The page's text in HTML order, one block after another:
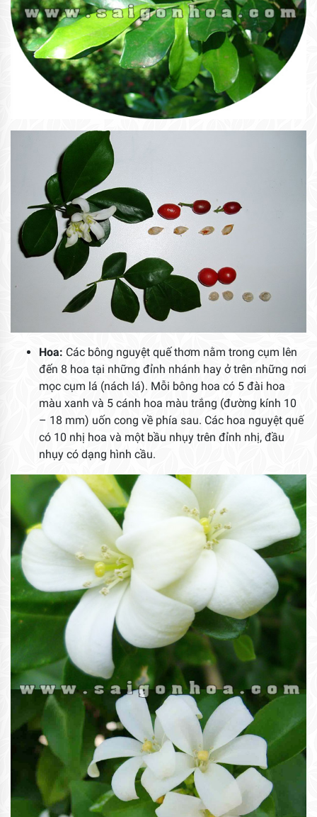
Hoa: Các bông nguyệt quế thơm nằm trong cụm lên
đến 8 hoa tại những đỉnh nhánh hay ở trên những nơi
mọc cụm lá (nách lá). Mỗi bông hoa có 5 đài hoa
màu xanh và 5 cánh hoa màu trắng (đường kính 10
– 18 mm) uốn cong về phía sau. Các hoa nguyệt quế
có 10 nhị hoa và một bầu nhụy trên đỉnh nhị, đầu
nhụy có dạng hình cầu.